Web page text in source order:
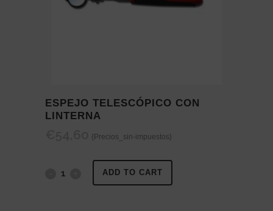
ESPEJO TELESCÓPICO CON
LINTERNA
{Precios_sin-impuestos}
ESPEJO ADD TO CART